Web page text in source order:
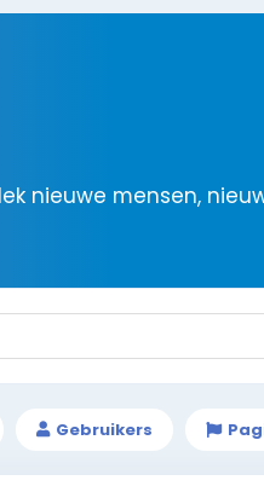
nieuwe mensen,
Gebruikers